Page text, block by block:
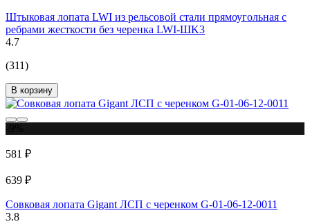
Штыковая лопата LWI из рельсовой стали прямоугольная с
ребрами жесткости без черенка LWI-ШK3
4.7
(311)
В корзину
581 ₽
639 ₽
Совковая лопата Gigant ЛСП с черенком G-01-06-12-0011
3.8